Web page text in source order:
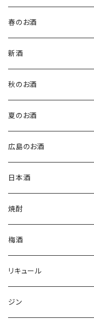
春のお酒
新酒
秋のお酒
夏のお酒
広島のお酒
日本酒
焼酎
梅酒
リキュール
ジン